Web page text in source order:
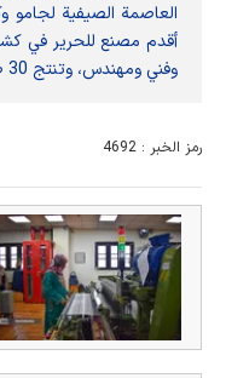
وفني ومهندس، وتنتج 30 صنفاً من الحرير.
رمز الخبر : 4692